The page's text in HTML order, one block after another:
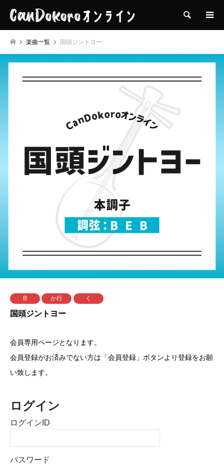
検索
楽曲一覧 国頭ジントヨー
B か行 く
国頭ジントヨー
会員専用ページとなります。
会員登録がお済みでない方は「会員登録」ボタンより登録をお願
い致します。
ログイン
ログインID
パスワード